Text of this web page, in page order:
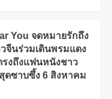
You จดหมายรักถึง
จีนร่วมเดินพรมแดง
งถึงแฟนหนังชาว
ซาบซึ้ง 6 สิงหาคม